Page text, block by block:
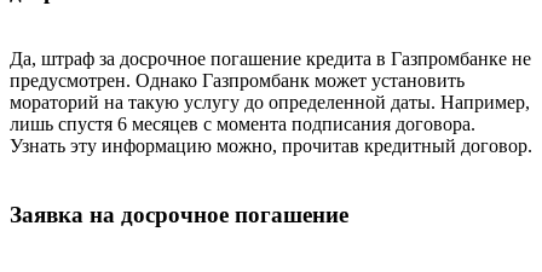
Да, штраф за досрочное погашение кредита в Газпромбанке не
предусмотрен. Однако Газпромбанк может установить
мораторий на такую услугу до определенной даты. Например,
лишь спустя 6 месяцев с момента подписания договора.
Узнать эту информацию можно, прочитав кредитный договор.
Заявка на досрочное погашение